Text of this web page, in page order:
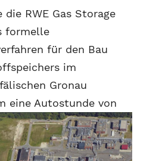
RWE Gas Storage
formelle
für den Bau
im
Gronau
eine Autostunde von